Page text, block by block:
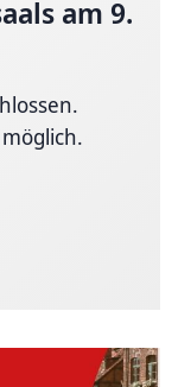
am 9.